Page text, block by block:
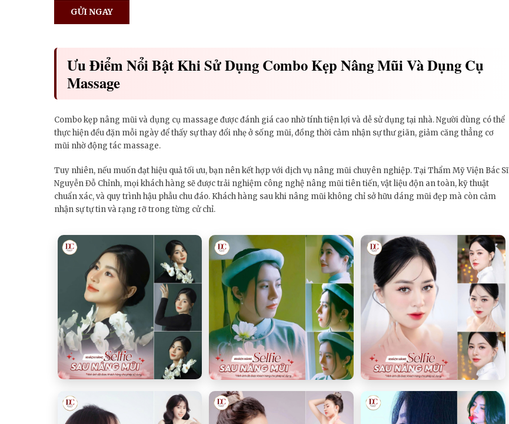
Ưu Điểm Nổi Bật Khi Sử Dụng Combo Kẹp Nâng Mũi Và Dụng Cụ
Massage
Combo kẹp nâng mũi và dụng cụ massage được đánh giá cao nhờ tính tiện lợi và dễ sử dụng tại nhà. Người dùng có thể
thực hiện đều đặn mỗi ngày để thấy sự thay đổi nhẹ ở sống mũi, đồng thời cảm nhận sự thư giãn, giảm căng thẳng cơ
mũi nhờ động tác massage.
Tuy nhiên, nếu muốn đạt hiệu quả tối ưu, bạn nên kết hợp với dịch vụ nâng mũi chuyên nghiệp. Tại Thẩm Mỹ Viện Bác Sĩ
Nguyễn Đỗ Chỉnh, mọi khách hàng sẽ được trải nghiệm công nghệ nâng mũi tiên tiến, vật liệu độn an toàn, kỹ thuật
chuẩn xác, và quy trình hậu phẫu chu đáo. Khách hàng sau khi nâng mũi không chỉ sở hữu dáng mũi đẹp mà còn cảm
nhận sự tự tin và rạng rỡ trong từng cử chỉ.